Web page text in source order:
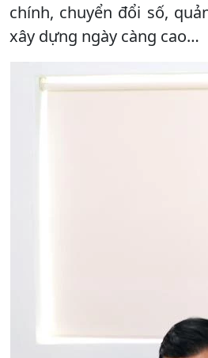
chính, chuyển đổi số,
xây dựng ngày càng cao…